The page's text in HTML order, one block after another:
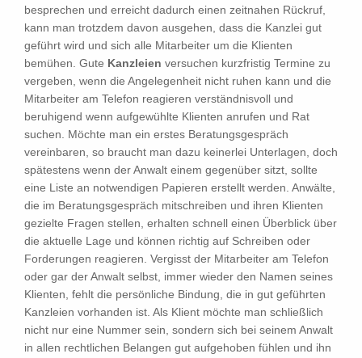
besprechen und erreicht dadurch einen zeitnahen Rückruf,
kann man trotzdem davon ausgehen, dass die Kanzlei gut
geführt wird und sich alle Mitarbeiter um die Klienten
bemühen. Gute Kanzleien versuchen kurzfristig Termine zu
vergeben, wenn die Angelegenheit nicht ruhen kann und die
Mitarbeiter am Telefon reagieren verständnisvoll und
beruhigend wenn aufgewühlte Klienten anrufen und Rat
suchen. Möchte man ein erstes Beratungsgespräch
vereinbaren, so braucht man dazu keinerlei Unterlagen, doch
spätestens wenn der Anwalt einem gegenüber sitzt, sollte
eine Liste an notwendigen Papieren erstellt werden. Anwälte,
die im Beratungsgespräch mitschreiben und ihren Klienten
gezielte Fragen stellen, erhalten schnell einen Überblick über
die aktuelle Lage und können richtig auf Schreiben oder
Forderungen reagieren. Vergisst der Mitarbeiter am Telefon
oder gar der Anwalt selbst, immer wieder den Namen seines
Klienten, fehlt die persönliche Bindung, die in gut geführten
Kanzleien vorhanden ist. Als Klient möchte man schließlich
nicht nur eine Nummer sein, sondern sich bei seinem Anwalt
in allen rechtlichen Belangen gut aufgehoben fühlen und ihn